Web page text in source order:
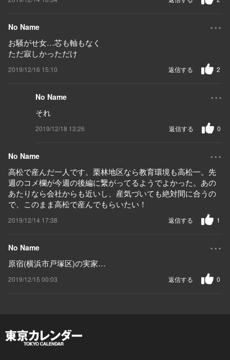
No Name ...
お騒がせ女…芯も軸もなく
ただ寂しかっただけ
2019/12/16 15:10 2
返信する
No Name ...
それ
2019/12/18 13:26 0
返信する
No Name ...
高松で産んだ一人です。栗林地区なら教育環境も高松一。先
週のコメ欄が今週の後編に繋がってるようでよかった。あの
あたりなら会社からも近いし、産気づいても絶対間に合うの
で、このまま高松で産んでもらいたい！
2019/12/14 17:38 1
返信する
No Name ...
原宿(横浜市戸塚区)の実家…
2019/12/15 00:03 0
返信する